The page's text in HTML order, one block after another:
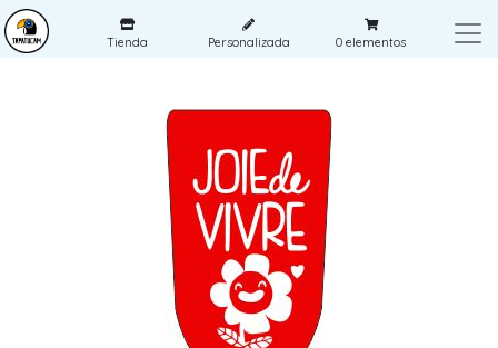
Tienda Personalizada 0 elementos